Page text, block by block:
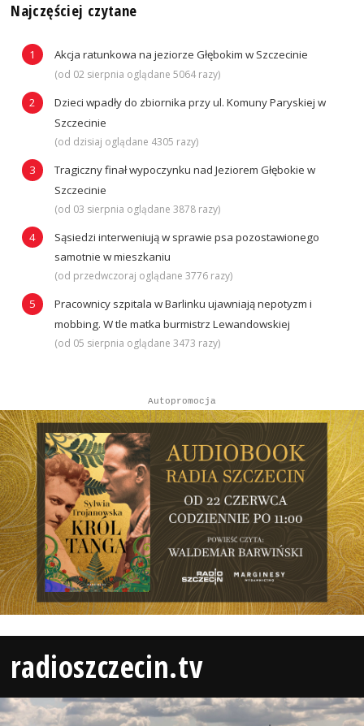
Najczęściej czytane
Akcja ratunkowa na jeziorze Głębokim w Szczecinie
(od 02 sierpnia oglądane 5064 razy)
Dzieci wpadły do zbiornika przy ul. Komuny Paryskiej w
Szczecinie
(od dzisiaj oglądane 4305 razy)
Tragiczny finał wypoczynku nad Jeziorem Głębokie w
Szczecinie
(od 03 sierpnia oglądane 3878 razy)
Sąsiedzi interweniują w sprawie psa pozostawionego
samotnie w mieszkaniu
(od przedwczoraj oglądane 3776 razy)
Pracownicy szpitala w Barlinku ujawniają nepotyzm i
mobbing. W tle matka burmistrz Lewandowskiej
(od 05 sierpnia oglądane 3473 razy)
Autopromocja
radioszczecin.tv